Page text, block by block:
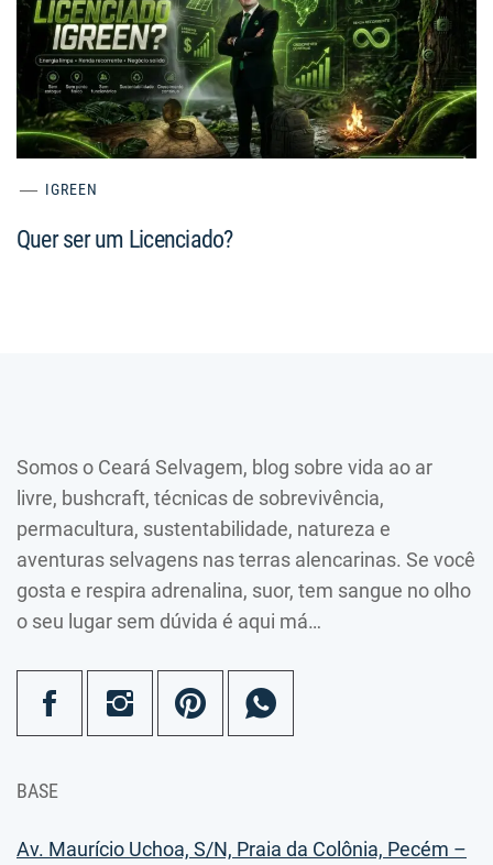
IGREEN
Quer ser um Licenciado?
Somos o Ceará Selvagem, blog sobre vida ao ar
livre, bushcraft, técnicas de sobrevivência,
permacultura, sustentabilidade, natureza e
aventuras selvagens nas terras alencarinas. Se você
gosta e respira adrenalina, suor, tem sangue no olho
o seu lugar sem dúvida é aqui má…
BASE
Av. Maurício Uchoa, S/N, Praia da Colônia, Pecém –